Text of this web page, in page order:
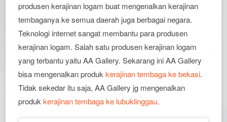
produsen kerajinan logam buat mengenalkan kerajinan
tembaganya ke semua daerah juga berbagai negara.
Teknologi internet sangat membantu para produsen
kerajinan logam. Salah satu produsen kerajinan logam
yang terbantu yaitu AA Gallery. Sekarang ini AA Gallery
bisa mengenalkan produkkerajinan tembaga ke bekasi.
Tidak sekedar itu saja, AA Gallery jg mengenalkan
produkkerajinan tembaga ke lubuklinggau.